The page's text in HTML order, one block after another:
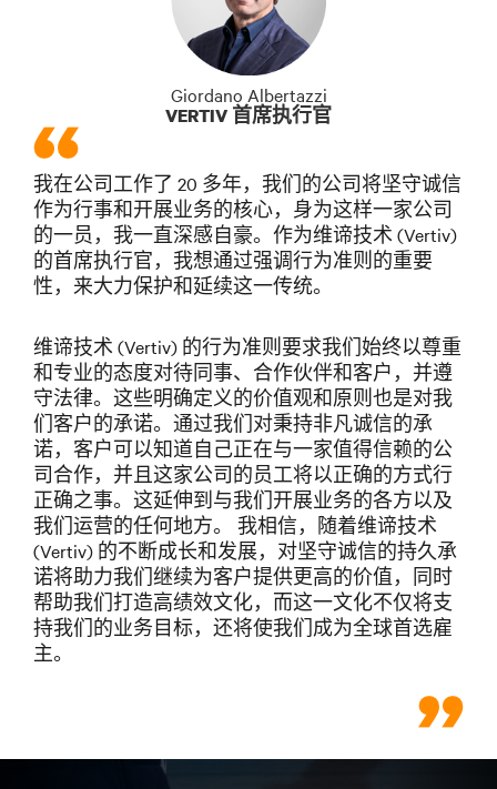
Giordano Albertazzi
VERTIV 首席执行官
我在公司工作了 20 多年，我们的公司将坚守诚信
作为行事和开展业务的核心，身为这样一家公司
的一员，我一直深感自豪。作为维谛技术 (Vertiv)
的首席执行官，我想通过强调行为准则的重要
性，来大力保护和延续这一传统。
维谛技术 (Vertiv) 的行为准则要求我们始终以尊重
和专业的态度对待同事、合作伙伴和客户，并遵
守法律。这些明确定义的价值观和原则也是对我
们客户的承诺。通过我们对秉持非凡诚信的承
诺，客户可以知道自己正在与一家值得信赖的公
司合作，并且这家公司的员工将以正确的方式行
正确之事。这延伸到与我们开展业务的各方以及
我们运营的任何地方。 我相信，随着维谛技术
(Vertiv) 的不断成长和发展，对坚守诚信的持久承
诺将助力我们继续为客户提供更高的价值，同时
帮助我们打造高绩效文化，而这一文化不仅将支
持我们的业务目标，还将使我们成为全球首选雇
主。